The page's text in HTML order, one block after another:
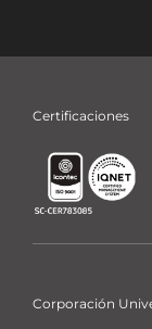
Certificaciones
Corporación